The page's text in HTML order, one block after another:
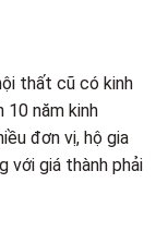
thất cũ có kinh
10 năm kinh
đơn vị, hộ gia
với giá thành phải